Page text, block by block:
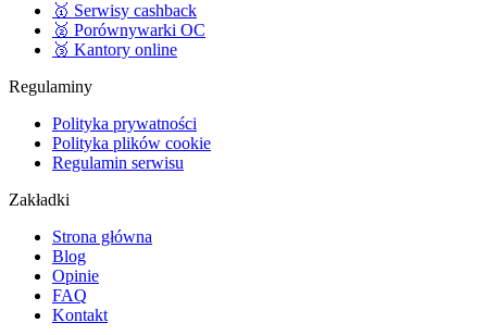
🥇 Serwisy cashback
🥈 Porównywarki OC
🥉 Kantory online
Regulaminy
Polityka prywatności
Polityka plików cookie
Regulamin serwisu
Zakładki
Strona główna
Blog
Opinie
FAQ
Kontakt